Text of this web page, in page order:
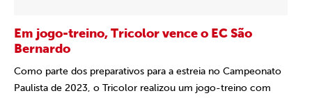
Em jogo-treino, Tricolor vence o EC São
Bernardo
Como parte dos preparativos para a estreia no Campeonato
Paulista de 2023, o Tricolor realizou um jogo-treino com